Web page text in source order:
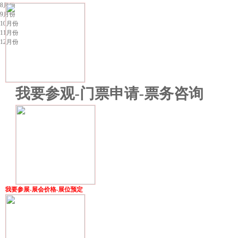
8月份
9月份
10月份
11月份
12月份
我要参观-门票申请-票务咨询
我要参展-展会价格-展位预定